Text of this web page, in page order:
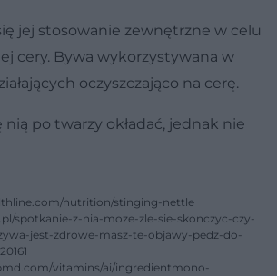
jej stosowanie zewnętrzne w celu
cery. Bywa wykorzystywana w
oczyszczająco na cerę.
nią po twarzy okładać, jednak nie
nutrition/stinging-nettle
spotkanie-z-nia-moze-zle-sie-skonczyc-czy-
jest-zdrowe-masz-te-objawy-pedz-do-
vitamins/ai/ingredientmono-